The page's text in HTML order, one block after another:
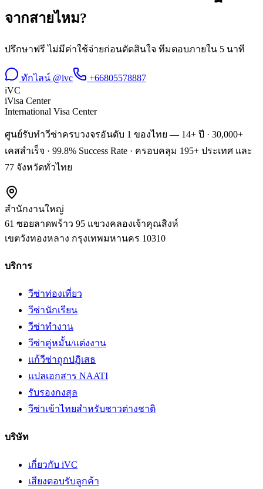
จากสายไหม?
ปรึกษาฟรี ไม่มีค่าใช้จ่ายก่อนตัดสินใจ ทีมตอบภายใน 5 นาที
ทักไลน์ @ivc
+66805578887
iVC
iVisa Center
International Visa Center
ศูนย์รับทำวีซ่าครบวงจรอันดับ 1 ของไทย — 14+ ปี · 30,000+
เคสสำเร็จ · 99.8% Success Rate · ครอบคลุม 195+ ประเทศ และ
77 จังหวัดทั่วไทย
สำนักงานใหญ่
61 ซอยลาดพร้าว 95 แขวงคลองเจ้าคุณสิงห์
เขตวังทองหลาง กรุงเทพมหานคร 10310
บริการ
วีซ่าท่องเที่ยว
วีซ่านักเรียน
วีซ่าทำงาน
วีซ่าคู่หมั้น/แต่งงาน
แก้วีซ่าถูกปฏิเสธ
แปลเอกสาร NAATI
รับรองกงสุล
วีซ่าเข้าไทยสำหรับชาวต่างชาติ
บริษัท
เกี่ยวกับ iVC
เสียงตอบรับลูกค้า